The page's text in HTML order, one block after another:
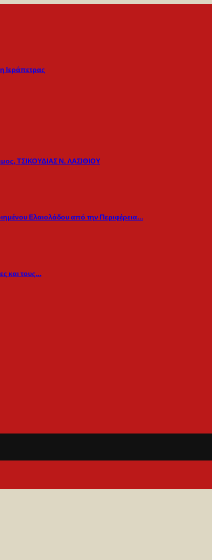
Ιεράπετρας
ΤΣΙΚΟΥΔΙΑΣ Ν. ΛΑΣΙΘΙΟΥ
Ελαιολάδου από την Περιφέρεια…
και τους…